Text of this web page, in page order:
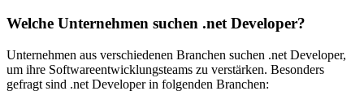
Welche Unternehmen suchen .net Developer?
Unternehmen aus verschiedenen Branchen suchen .net Developer,
um ihre Softwareentwicklungsteams zu verstärken. Besonders
gefragt sind .net Developer in folgenden Branchen: